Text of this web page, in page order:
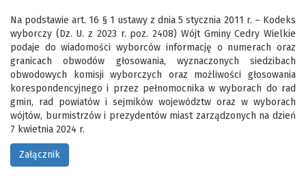
Na podstawie art. 16 § 1 ustawy z dnia 5 stycznia 2011 r. – Kodeks
wyborczy (Dz. U. z 2023 r. poz. 2408) Wójt Gminy Cedry Wielkie
podaje do wiadomości wyborców informację o numerach oraz
granicach obwodów głosowania, wyznaczonych siedzibach
obwodowych komisji wyborczych oraz możliwości głosowania
korespondencyjnego i przez pełnomocnika w wyborach do rad
gmin, rad powiatów i sejmików województw oraz w wyborach
wójtów, burmistrzów i prezydentów miast zarządzonych na dzień
7 kwietnia 2024 r.
Załącznik